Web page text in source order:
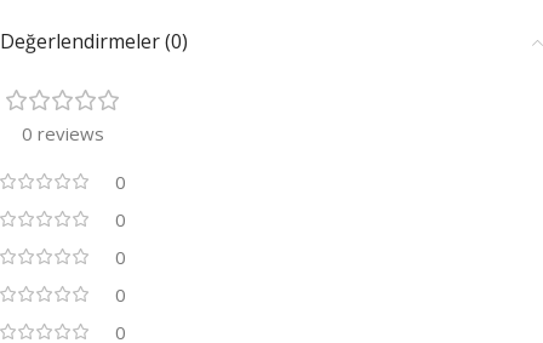
Değerlendirmeler (0)
0 reviews
0
0
0
0
0